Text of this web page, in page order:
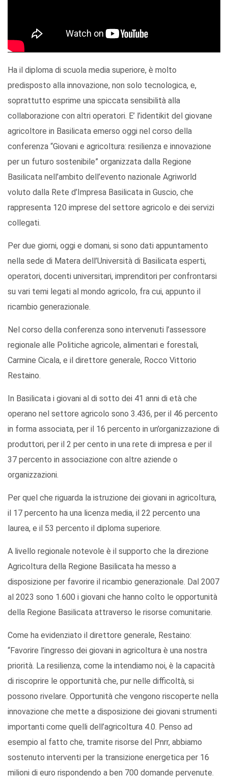
Ha il diploma di scuola media superiore, è molto
predisposto alla innovazione, non solo tecnologica, e,
soprattutto esprime una spiccata sensibilità alla
collaborazione con altri operatori. E’ l’identikit del giovane
agricoltore in Basilicata emerso oggi nel corso della
conferenza “Giovani e agricoltura: resilienza e innovazione
per un futuro sostenibile” organizzata dalla Regione
Basilicata nell’ambito dell’evento nazionale Agriworld
voluto dalla Rete d’Impresa Basilicata in Guscio, che
rappresenta 120 imprese del settore agricolo e dei servizi
collegati.
Per due giorni, oggi e domani, si sono dati appuntamento
nella sede di Matera dell’Università di Basilicata esperti,
operatori, docenti universitari, imprenditori per confrontarsi
su vari temi legati al mondo agricolo, fra cui, appunto il
ricambio generazionale.
Nel corso della conferenza sono intervenuti l’assessore
regionale alle Politiche agricole, alimentari e forestali,
Carmine Cicala, e il direttore generale, Rocco Vittorio
Restaino.
In Basilicata i giovani al di sotto dei 41 anni di età che
operano nel settore agricolo sono 3.436, per il 46 percento
in forma associata, per il 16 percento in un’organizzazione di
produttori, per il 2 per cento in una rete di impresa e per il
37 percento in associazione con altre aziende o
organizzazioni.
Per quel che riguarda la istruzione dei giovani in agricoltura,
il 17 percento ha una licenza media, il 22 percento una
laurea, e il 53 percento il diploma superiore.
A livello regionale notevole è il supporto che la direzione
Agricoltura della Regione Basilicata ha messo a
disposizione per favorire il ricambio generazionale. Dal 2007
al 2023 sono 1.600 i giovani che hanno colto le opportunità
della Regione Basilicata attraverso le risorse comunitarie.
Come ha evidenziato il direttore generale, Restaino:
“Favorire l’ingresso dei giovani in agricoltura è una nostra
priorità. La resilienza, come la intendiamo noi, è la capacità
di riscoprire le opportunità che, pur nelle difficoltà, si
possono rivelare. Opportunità che vengono riscoperte nella
innovazione che mette a disposizione dei giovani strumenti
importanti come quelli dell’agricoltura 4.0. Penso ad
esempio al fatto che, tramite risorse del Pnrr, abbiamo
sostenuto interventi per la transizione energetica per 16
milioni di euro rispondendo a ben 700 domande pervenute.